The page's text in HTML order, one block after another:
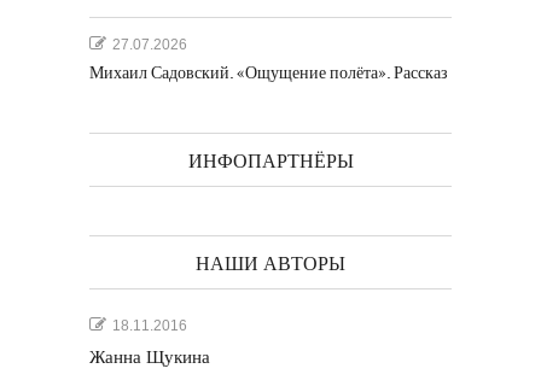
27.07.2026
Михаил Садовский. «Ощущение полёта». Рассказ
ИНФОПАРТНЁРЫ
НАШИ АВТОРЫ
18.11.2016
Жанна Щукина